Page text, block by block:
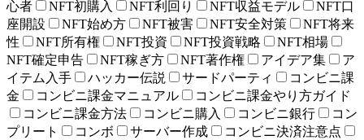
心者
NFT初購入 NFT利回り NFT収益モデル
NFT口
座開設
NFT始め方 NFT被害 NFT安全対策
NFT将来
性
NFT所有権 NFT投資 NFT投資戦略
NFT相場
NFT確定申告
NFT稼ぎ方 NFT著作権 アイデア集
ア
イテム入手
ハッカー伝説 サードパーティ
コンビニ課
金
コンビニ課金マニュアル
コンビニ課金やり方ガイド
コンビニ課金方法
コンビニ購入 コンビニ銀行
コン
プリート
コンボ サーバー作成
コンビニ決済注意点